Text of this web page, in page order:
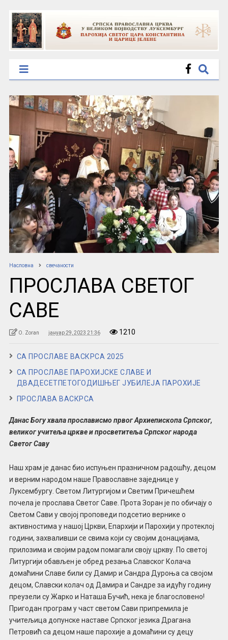
Насловна свечаности
ПРОСЛАВА СВЕТОГ
САВЕ
O. Zoran јануар 29, 2023 21:36 1210
СА ПРОСЛАВЕ ВАСКРСА 2025
СА ПРОСЛАВЕ ПАРОХИЈСКЕ СЛАВЕ И
ДВАДЕСЕТПЕТОГОДИШЊЕГ ЈУБИЛЕЈА ПАРОХИЈЕ
ПРОСЛАВА ВАСКРСА
Данас Богу хвала прослависмо првог Архиепископа Српског,
великог учитеља цркве и просветитеља Српског народа
Светог Саву
Наш храм је данас био испуњен празничном радошћу, децом
и верним народом наше Православне заједнице у
Луксембургу. Светом Литургијом и Светим Причешћем
почела је прослава Светог Саве. Прота Зоран је по обичају о
Светом Сави у својој проповеди подсетио вернике о
активностима у нашој Цркви, Епархији и Парохији у протеклој
години, захваливши се свима који су својим донацијама,
прилозима и својим радом помагали своју цркву. По светој
Литургији обављен је обред резања Славског Колача
домаћини Славе били су Дамир и Сандра Дуроња са својом
децом, Славски колач од Дамира и Сандре за идућу годину
преузели су Жарко и Наташа Бучић, нека је благословено!
Пригодан програм у част светом Сави припремила је
учитељица допунске наставе Српског језика Драгана
Петровић са децом наше парохије а домаћини су децу